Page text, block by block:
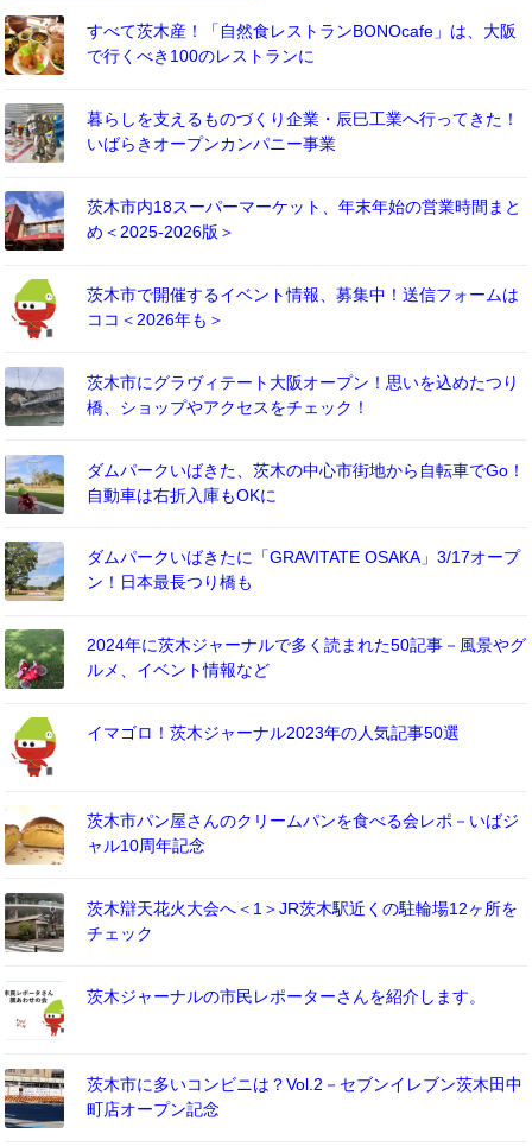
すべて茨木産！「自然食レストランBONOcafe」は、大阪
で行くべき100のレストランに
暮らしを支えるものづくり企業・辰巳工業へ行ってきた！
いばらきオープンカンパニー事業
茨木市内18スーパーマーケット、年末年始の営業時間まと
め＜2025-2026版＞
茨木市で開催するイベント情報、募集中！送信フォームは
ココ＜2026年も＞
茨木市にグラヴィテート大阪オープン！思いを込めたつり
橋、ショップやアクセスをチェック！
ダムパークいばきた、茨木の中心市街地から自転車でGo！
自動車は右折入庫もOKに
ダムパークいばきたに「GRAVITATE OSAKA」3/17オープ
ン！日本最長つり橋も
2024年に茨木ジャーナルで多く読まれた50記事－風景やグ
ルメ、イベント情報など
イマゴロ！茨木ジャーナル2023年の人気記事50選
茨木市パン屋さんのクリームパンを食べる会レポ－いばジ
ャル10周年記念
茨木辯天花火大会へ＜1＞JR茨木駅近くの駐輪場12ヶ所を
チェック
茨木ジャーナルの市民レポーターさんを紹介します。
茨木市に多いコンビニは？Vol.2－セブンイレブン茨木田中
町店オープン記念